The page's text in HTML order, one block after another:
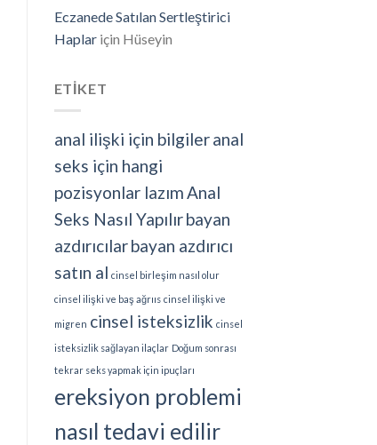
Eczanede Satılan Sertleştirici
Haplariçin Hüseyin
ETİKET
anal ilişki için bilgileranal
seks için hangi
pozisyonlar lazımAnal
Seks Nasıl Yapılırbayan
azdırıcılarbayan azdırıcı
satın al cinsel birleşim nasıl olur
cinsel ilişki ve baş ağrııs cinsel ilişki ve
migren cinsel isteksizlik cinsel
isteksizlik sağlayan ilaçlar Doğum sonrası
tekrar seks yapmak için ipuçları
ereksiyon problemi
nasıl tedavi edilir